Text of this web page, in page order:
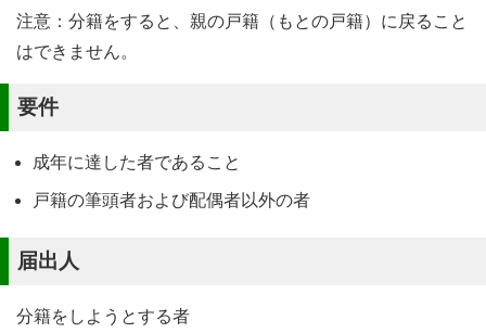
注意：分籍をすると、親の戸籍（もとの戸籍）に戻ること
はできません。
要件
成年に達した者であること
戸籍の筆頭者および配偶者以外の者
届出人
分籍をしようとする者